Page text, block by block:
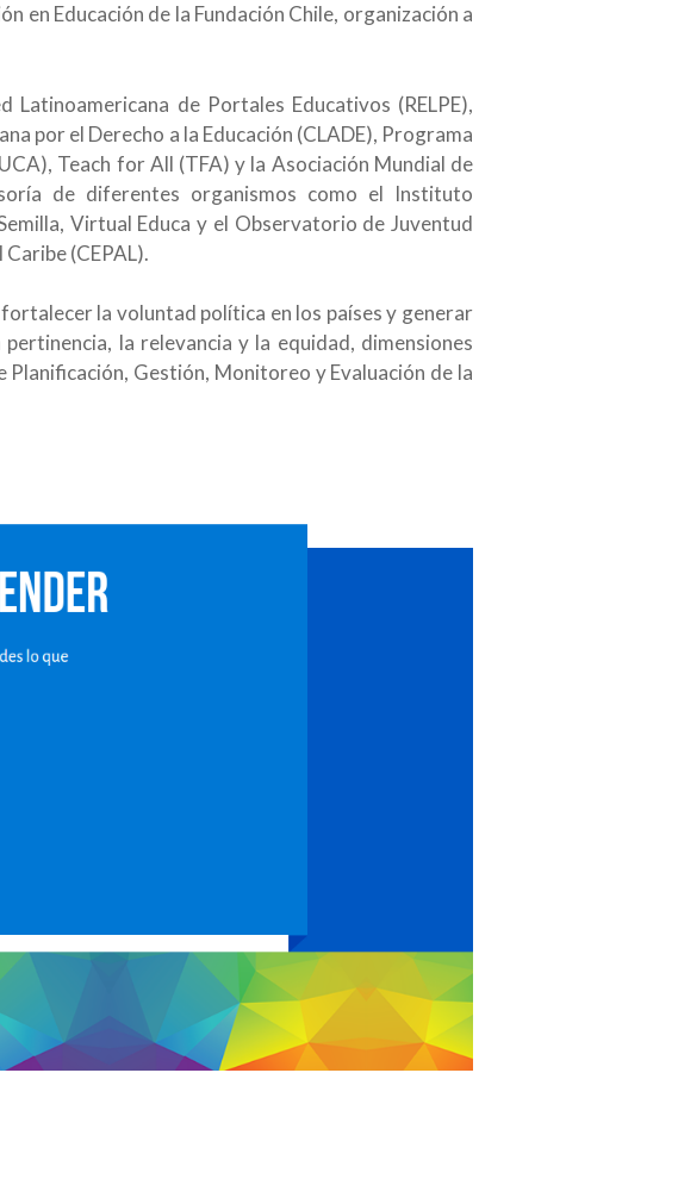
en Educación de la Fundación Chile, organización a
de Portales Educativos (RELPE),
por el Derecho a la Educación (CLADE), Programa
Teach for All (TFA) y la Asociación Mundial de
de diferentes organismos como el Instituto
Virtual Educa y el Observatorio de Juventud
(CEPAL).
la voluntad política en los países y generar
la relevancia y la equidad, dimensiones
Planificación, Gestión, Monitoreo y Evaluación de la